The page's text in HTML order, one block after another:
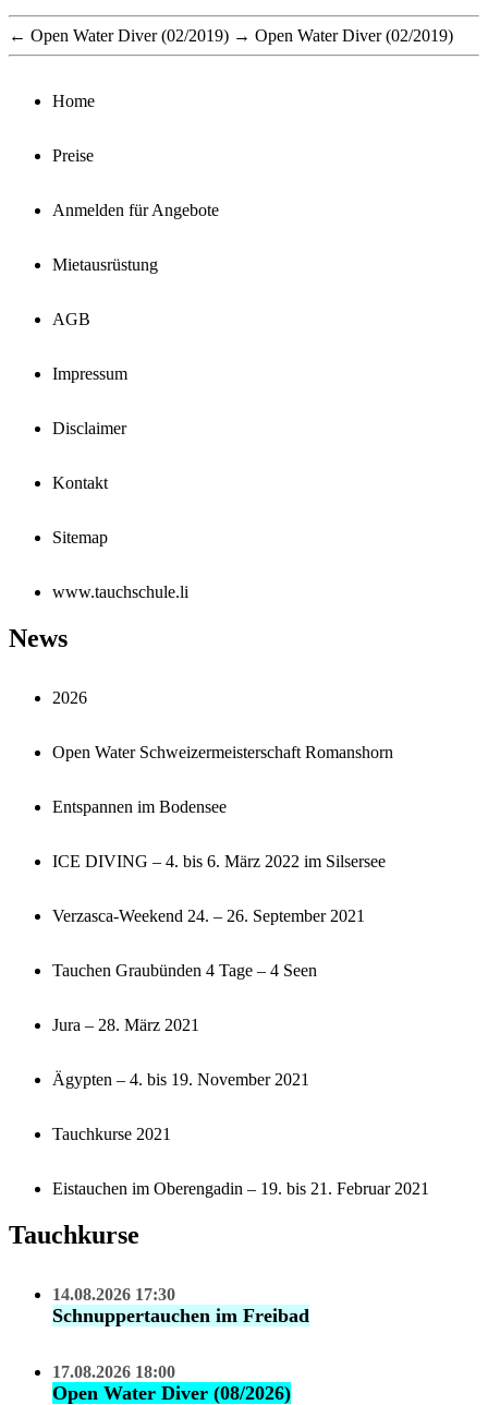
← Open Water Diver (02/2019) → Open Water Diver (02/2019)
Home
Preise
Anmelden für Angebote
Mietausrüstung
AGB
Impressum
Disclaimer
Kontakt
Sitemap
www.tauchschule.li
News
2026
Open Water Schweizermeisterschaft Romanshorn
Entspannen im Bodensee
ICE DIVING – 4. bis 6. März 2022 im Silsersee
Verzasca-Weekend 24. – 26. September 2021
Tauchen Graubünden 4 Tage – 4 Seen
Jura – 28. März 2021
Ägypten – 4. bis 19. November 2021
Tauchkurse 2021
Eistauchen im Oberengadin – 19. bis 21. Februar 2021
Tauchkurse
14.08.2026 17:30
Schnuppertauchen im Freibad
17.08.2026 18:00
Open Water Diver (08/2026)